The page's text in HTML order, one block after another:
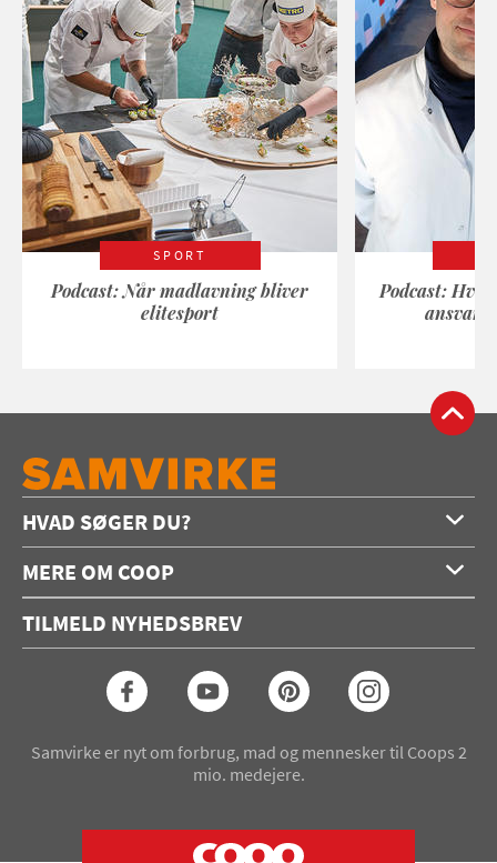
SPORT
Podcast: Når madlavning bliver
elitesport
Podcast:
HVAD SØGER DU?
Opskrifter
Konkurrencer
Seneste Samvirke-magasin
MERE OM COOP
Annoncering
Coop medlem
TILMELD NYHEDSBREV
Samvirke er nyt om forbrug, mad og mennesker til Coops 2
mio. medejere.